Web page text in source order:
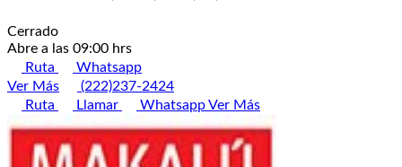
Cerrado
Abre a las 09:00 hrs
Ruta
Whatsapp
Ver Más
(222)237-2424
Ruta
Llamar WhatsappVer Más